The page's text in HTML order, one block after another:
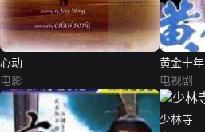
心动
电影
黄金十年
电视剧
少林寺